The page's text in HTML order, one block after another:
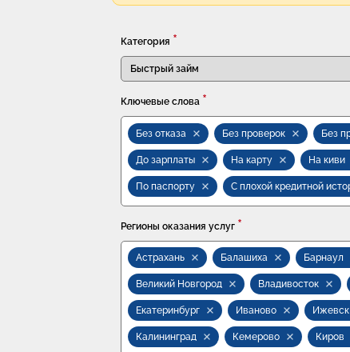
Категория *
Ключевые слова *
Без отказа Без проверок Без
До зарплаты На карту На киви
По паспорту С плохой кредитной
Регионы оказания услуг *
Астрахань Балашиха Барнаул
Великий Новгород Владивосток
Екатеринбург Иваново Ижевск
Калининград Кемерово Киров